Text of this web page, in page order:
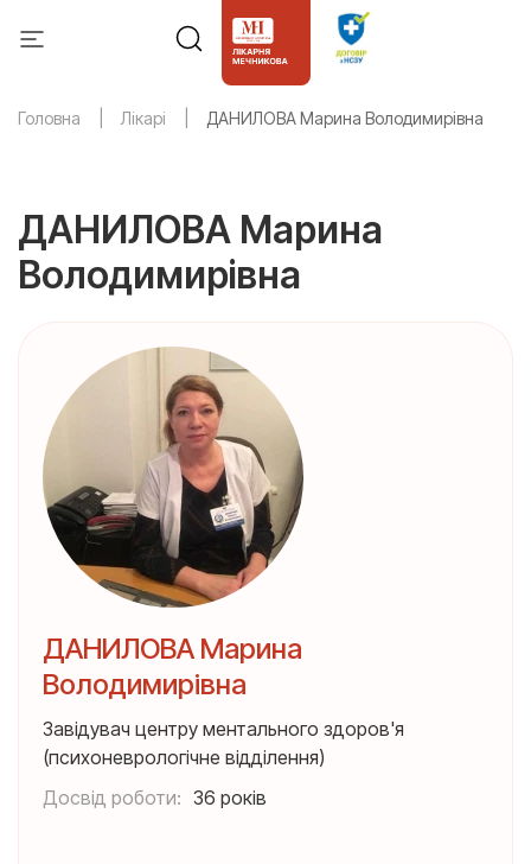
Головна Лікарі ДАНИЛОВА Марина Володимирівна
ДАНИЛОВА Марина
Володимирівна
ДАНИЛОВА Марина
Володимирівна
Завідувач центру ментального здоров'я
(психоневрологічне відділення)
Досвід роботи: 36 років